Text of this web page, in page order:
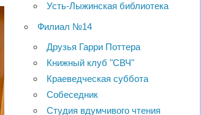
Усть-Лыжинская библиотека
Филиал №14
Друзья Гарри Поттера
Книжный клуб "СВЧ"
Краеведческая суббота
Собеседник
Студия вдумчивого чтения